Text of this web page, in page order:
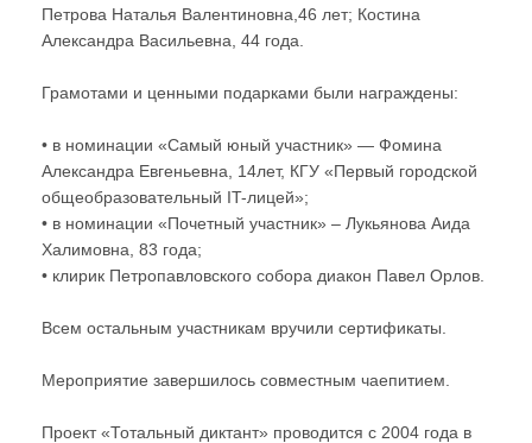
Петрова Наталья Валентиновна,46 лет; Костина
Александра Васильевна, 44 года.
Грамотами и ценными подарками были награждены:
• в номинации «Самый юный участник» — Фомина
Александра Евгеньевна, 14лет, КГУ «Первый городской
общеобразовательный IT-лицей»;
• в номинации «Почетный участник» – Лукьянова Аида
Халимовна, 83 года;
• клирик Петропавловского собора диакон Павел Орлов.
Всем остальным участникам вручили сертификаты.
Мероприятие завершилось совместным чаепитием.
Проект «Тотальный диктант» проводится с 2004 года в